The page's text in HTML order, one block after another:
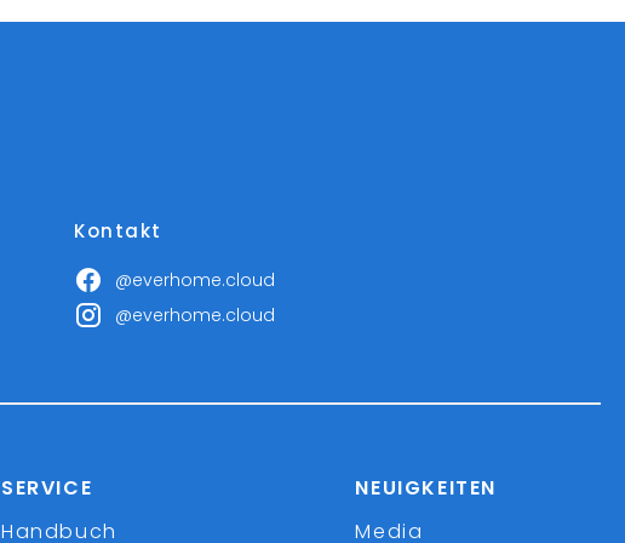
Kontakt
@everhome.cloud
@everhome.cloud
SERVICE
Handbuch
NEUIGKEITEN
Media